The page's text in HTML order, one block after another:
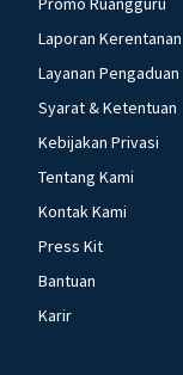
Laporan Kerentanan
Layanan Pengaduan
Syarat & Ketentuan
Kebijakan Privasi
Tentang Kami
Kontak Kami
Press Kit
Bantuan
Karir